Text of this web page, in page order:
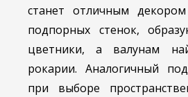
станет отличным
подпорных стенок,
цветники, а валунам
рокарии. Аналогичный
при выборе